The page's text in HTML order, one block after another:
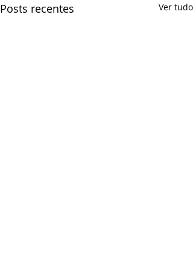
Posts recentes Ver tudo